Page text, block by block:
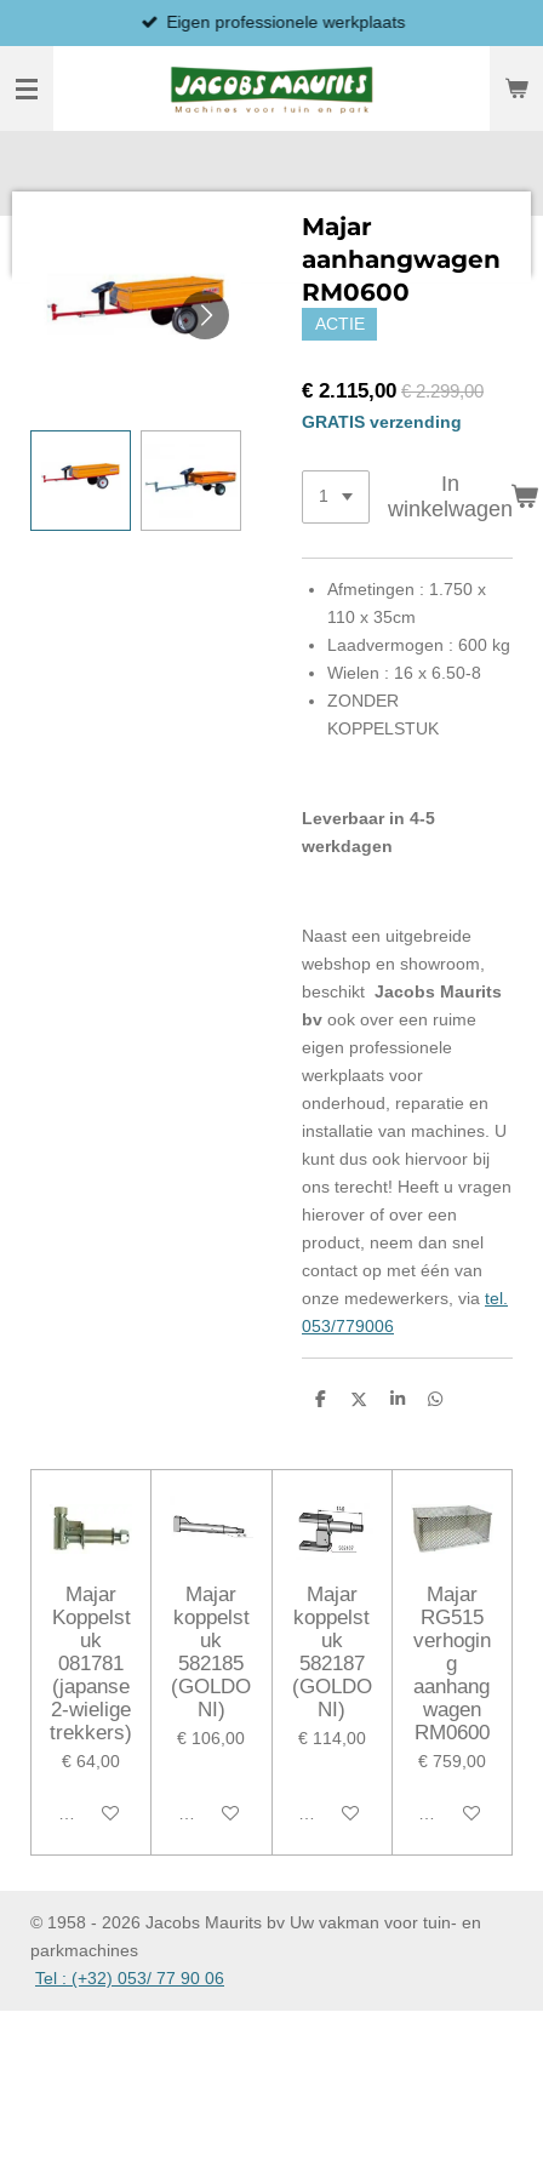
direct
naar
hoofdinhoud
Eigen professionele werkplaats
Majar
aanhangwagen
RM0600
ACTIE
€ 2.115,00 € 2.299,00
GRATIS verzending
In
winkelwagen
Afmetingen : 1.750 x
110 x 35cm
Laadvermogen : 600 kg
Wielen : 16 x 6.50-8
ZONDER
KOPPELSTUK
Leverbaar in 4-5
werkdagen
Naast een uitgebreide
webshop en showroom,
beschikt Jacobs Maurits
bv ook over een ruime
eigen professionele
werkplaats voor
onderhoud, reparatie en
installatie van machines. U
kunt dus ook hiervoor bij
ons terecht! Heeft u vragen
hierover of over een
product, neem dan snel
contact op met één van
onze medewerkers, via tel.
053/779006
D
n
D
S
e
D
n
Majar
Koppelst
uk
081781
(japanse
2-wielige
trekkers)
€ 64,00
In winkelwagen
Majar
koppelst
uk
582185
(GOLDO
NI)
€ 106,00
In winkelwagen
Majar
koppelst
uk
582187
(GOLDO
NI)
€ 114,00
In winkelwagen
Majar
RG515
verhogin
g
aanhang
wagen
RM0600
€ 759,00
In winkelwagen
© 1958 - 2026 Jacobs Maurits bv Uw vakman voor tuin- en
parkmachines
Tel : (+32) 053/ 77 90 06